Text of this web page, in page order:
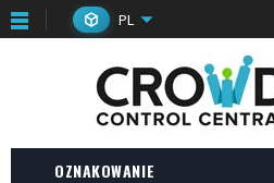
PL
OZNAKOWANIE